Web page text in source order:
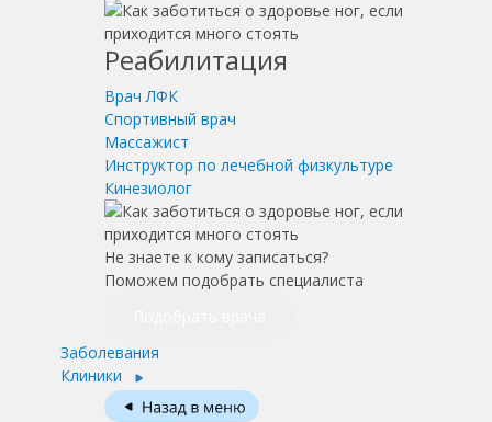
Реабилитация
Врач ЛФК
Спортивный врач
Массажист
Инструктор по лечебной физкультуре
Кинезиолог
Не знаете к кому записаться?
Поможем подобрать специалиста
Заболевания
Клиники